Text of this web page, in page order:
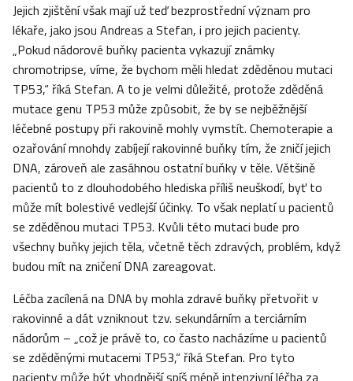
Jejich zjištění však mají už teď bezprostřední význam pro
lékaře, jako jsou Andreas a Stefan, i pro jejich pacienty.
„Pokud nádorové buňky pacienta vykazují známky
chromotripse, víme, že bychom měli hledat zděděnou mutaci
TP53,“ říká Stefan. A to je velmi důležité, protože zděděná
mutace genu TP53 může způsobit, že by se nejběžnější
léčebné postupy při rakovině mohly vymstít. Chemoterapie a
ozařování mnohdy zabíjejí rakovinné buňky tím, že zničí jejich
DNA, zároveň ale zasáhnou ostatní buňky v těle. Většině
pacientů to z dlouhodobého hlediska příliš neuškodí, byť to
může mít bolestivé vedlejší účinky. To však neplatí u pacientů
se zděděnou mutaci TP53. Kvůli této mutaci bude pro
všechny buňky jejich těla, včetně těch zdravých, problém, když
budou mít na zničení DNA zareagovat.
Léčba zacílená na DNA by mohla zdravé buňky přetvořit v
rakovinné a dát vzniknout tzv. sekundárním a terciárním
nádorům – „což je právě to, co často nacházíme u pacientů
se zděděnými mutacemi TP53,“ říká Stefan. Pro tyto
pacienty může být vhodnější spíš méně intenzivní léčba za